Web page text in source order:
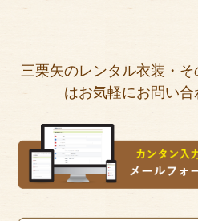
三栗矢のレンタル衣装・
はお気軽にお問い合